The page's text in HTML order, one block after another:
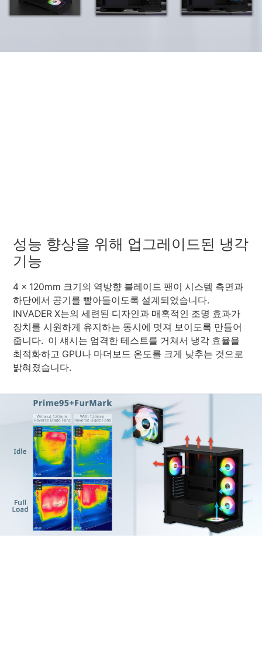
성능 향상을 위해 업그레이드된 냉각
기능
4 x 120mm 크기의 역방향 블레이드 팬이 시스템 측면과
하단에서 공기를 빨아들이도록 설계되었습니다.
INVADER X는의 세련된 디자인과 매혹적인 조명 효과가
장치를 시원하게 유지하는 동시에 멋져 보이도록 만들어
줍니다. 이 섀시는 엄격한 테스트를 거쳐서 냉각 효율을
최적화하고 GPU나 마더보드 온도를 크게 낮추는 것으로
밝혀졌습니다.